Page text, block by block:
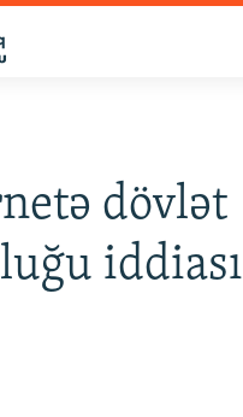
dövlət
iddiası